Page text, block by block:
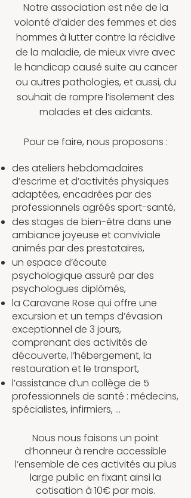
Notre association est née de la
volonté d’aider des femmes et des
hommes à lutter contre la récidive
de la maladie, de mieux vivre avec
le handicap causé suite au cancer
ou autres pathologies, et aussi, du
souhait de rompre l’isolement des
malades et des aidants.
Pour ce faire, nous proposons :
des ateliers hebdomadaires
d’escrime et d’activités physiques
adaptées, encadrées par des
professionnels agréés sport-santé,
des stages de bien-être dans une
ambiance joyeuse et conviviale
animés par des prestataires,
un espace d’écoute
psychologique assuré par des
psychologues diplômés,
la Caravane Rose qui offre une
excursion et un temps d’évasion
exceptionnel de 3 jours,
comprenant des activités de
découverte, l’hébergement, la
restauration et le transport,
l’assistance d’un collège de 5
professionnels de santé : médecins,
spécialistes, infirmiers, ...
Nous nous faisons un point
d’honneur à rendre accessible
l’ensemble de ces activités au plus
large public en fixant ainsi la
cotisation à 10€ par mois.